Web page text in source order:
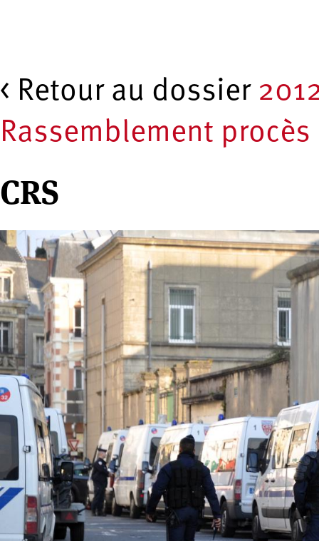
< Retour au dossier
Rassemblement
CRS